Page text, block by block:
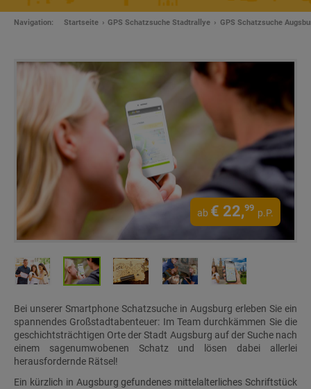
Navigation: Startseite GPS Schatzsuche Stadtrallye GPS Schatzsuche
ab € 22,99 p.P.
Bei unserer Smartphone Schatzsuche in Augsburg erleben Sie ein
spannendes Großstadtabenteuer: Im Team durchkämmen Sie die
geschichtsträchtigen Orte der Stadt Augsburg auf der Suche nach
einem sagenumwobenen Schatz und lösen dabei allerlei
herausfordernde Rätsel!
Ein kürzlich in Augsburg gefundenes mittelalterliches Schriftstück